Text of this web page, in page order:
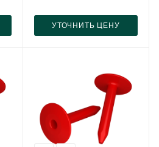
УТОЧНИТЬ ЦЕНУ